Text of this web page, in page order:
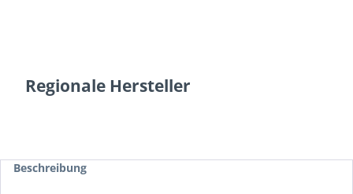
Regionale Hersteller
Beschreibung